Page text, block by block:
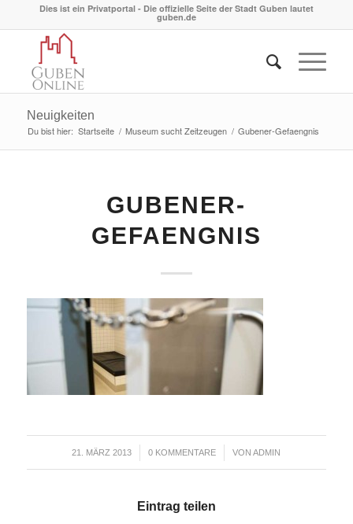
Dies ist ein Privatportal - Die offizielle Seite der Stadt Guben lautet
guben.de
Neuigkeiten
Du bist hier: Startseite / Museum sucht Zeitzeugen / Gubener-Gefaengnis
GUBENER-
GEFAENGNIS
21. MÄRZ 2013
/ 0 KOMMENTARE
/ VONADMIN
Eintrag teilen